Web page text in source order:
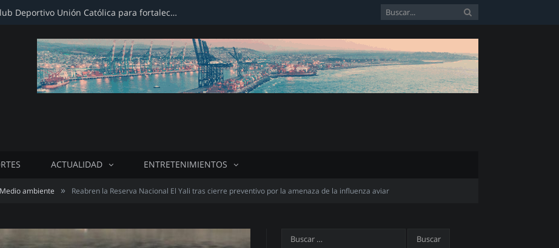
Firman convenio con Club Deportivo Unión Católica para fortalecer infraestructura deportiva
ACTUALIDAD ENTRETENIMIENTOS
Medio ambiente » Reabren la Reserva Nacional El Yali tras cierre preventivo por la amenaza de la influenza aviar